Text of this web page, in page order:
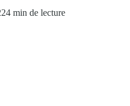
4 min de lecture